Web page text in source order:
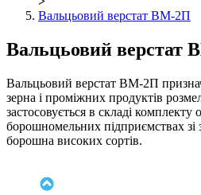
Вальцьовий верстат ВМ-2П
Вальцьовий верстат
Вальцьовий верстат ВМ-2П
зерна і проміжних продуктів
застосовується в складі комплекту
борошномельних підприємствах
борошна високих сортів.